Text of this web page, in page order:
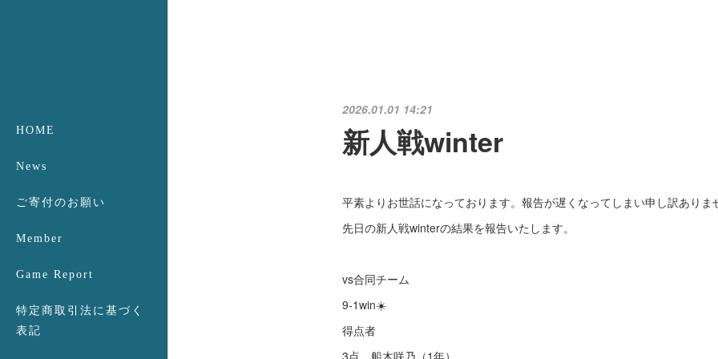
HOME
News
ご寄付のお願い
Member
Game Report
特定商取引法に基づく
表記
2026.01.01 14:21
新人戦winter
平素よりお世話になっております。報告が遅くなってしまい申し訳ありま
先日の新人戦winterの結果を報告いたします。
vs合同チーム
9-1win☀️
得点者
3点 船木咲乃（1年）